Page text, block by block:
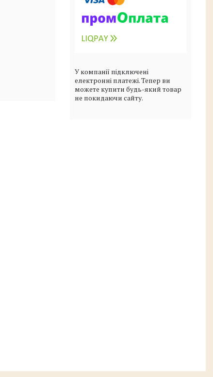
У компанії підключені
електронні платежі. Тепер ви
можете купити будь-який товар
не покидаючи сайту.